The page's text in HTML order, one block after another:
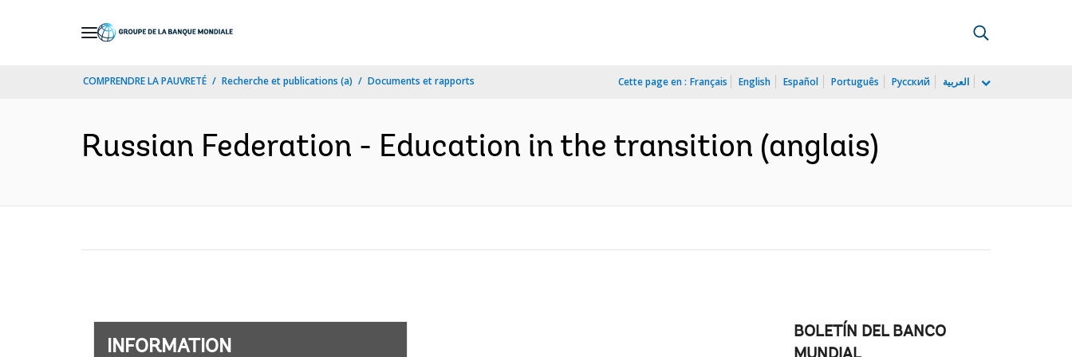
COMPRENDRE LA PAUVRETÉ Recherche et publications (a) Documents et rapports Cette page en : Français English Español Português Русский العربية
Russian Federation - Education in the transition (anglais)
INFORMATION
BOLETÍN DEL BANCO